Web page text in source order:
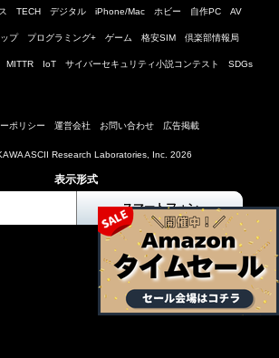
TECH デジタル iPhone/Mac ホビー 自作PC AV
プ プログラミング+ ゲーム 格安SIM 倶楽部情報局
MITTR IoT サイバーセキュリティ小説コンテスト SDGs
ポリシー 運営会社 お問い合わせ 広告掲載
ASCII Research Laboratories, Inc. 2026
表示形式
スマートフォン